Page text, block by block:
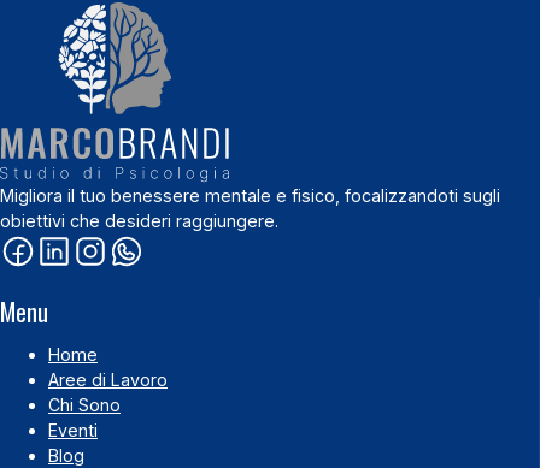
Migliora il tuo benessere mentale e fisico, focalizzandoti sugli
obiettivi che desideri raggiungere.
Menu
Home
Aree di Lavoro
Chi Sono
Eventi
Blog